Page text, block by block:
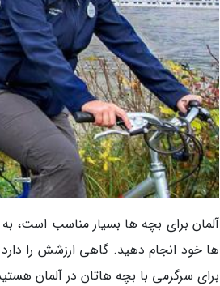
آلمان برای بچه ها بسیار مناسب است،
ها خود انجام دهید. گاهی ارزشش را دارد
برای سرگرمی با بچه هاتان در آلمان هستید، در اینجا 11 مورد را